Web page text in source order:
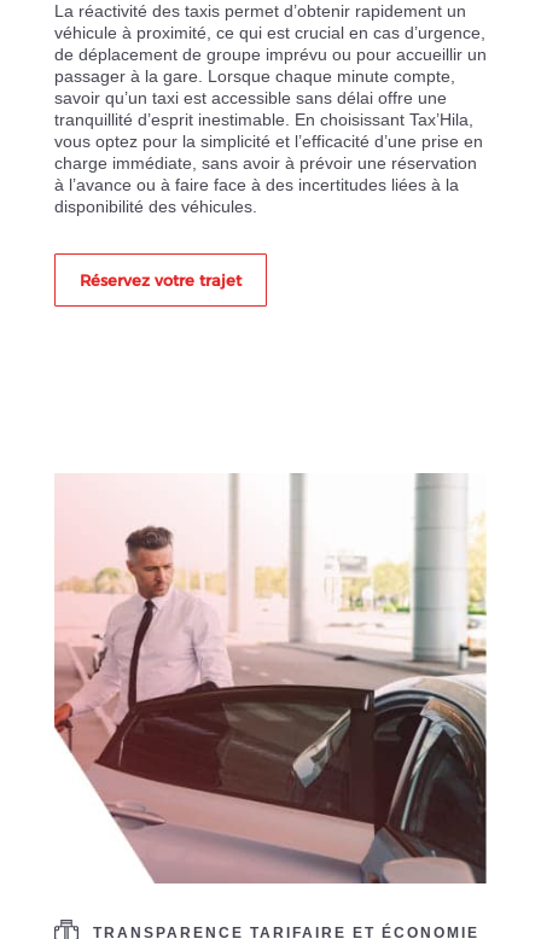
La réactivité des taxis permet d’obtenir rapidement un
véhicule à proximité, ce qui est crucial en cas d’urgence,
de déplacement de groupe imprévu ou pour accueillir un
passager à la gare. Lorsque chaque minute compte,
savoir qu’un taxi est accessible sans délai offre une
tranquillité d’esprit inestimable. En choisissant Tax’Hila,
vous optez pour la simplicité et l’efficacité d’une prise en
charge immédiate, sans avoir à prévoir une réservation
à l’avance ou à faire face à des incertitudes liées à la
disponibilité des véhicules.
Réservez votre trajet
TRANSPARENCE TARIFAIRE ET ÉCONOMIE